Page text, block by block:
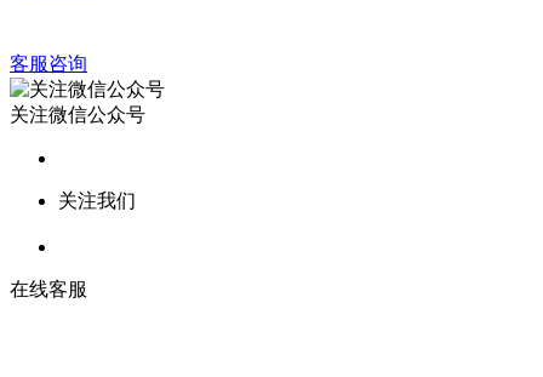
客服咨询
关注微信公众号
关注我们
在线客服